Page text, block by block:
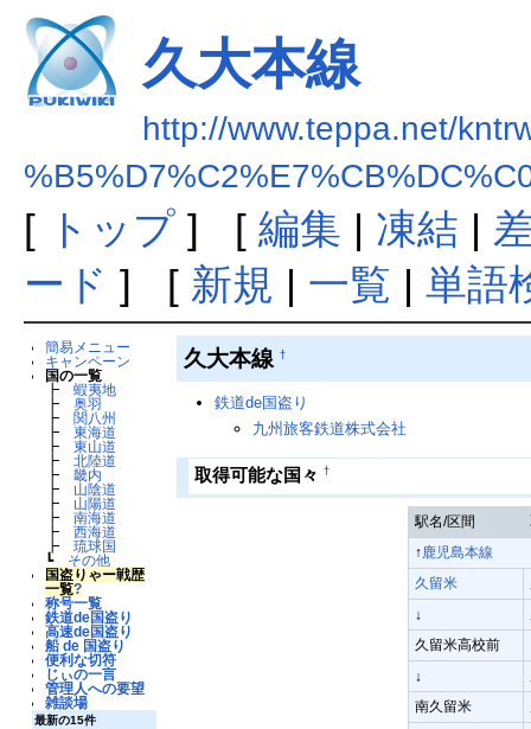
久大本線
http://www.teppa.net/
[ トップ] [ 編集 | 凍結 |
ード ] [ 新規 | 一覧 | 単語
簡易メニュー
キャンペーン
国の一覧
┣蝦夷地
┣奥羽
┣ 関八州
┣東海道
┣東山道
┣北陸道
┣畿内
┣ 山陰道
┣ 山陽道
┣南海道
┣西海道
┣琉球国
┗ その他
国盗りゃー戦歴
一覧?
称号一覧
鉄道de国盗り
高速de国盗り
船 de 国盗り
便利な切符
じぃの一言
管理人への要望
雑談場
最新の15件
久大本線 †
鉄道de国盗り
九州旅客鉄道株式会社
取得可能な国々 †
駅名/区間
↑ 鹿児島本線
久留米
↓
久留米高校前
↓
南久留米